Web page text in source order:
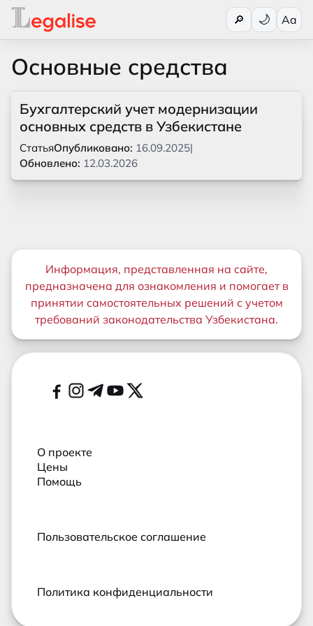
🔎 Aa
Основные средства
Бухгалтерский учет модернизации
основных средств в Узбекистане
СтатьяОпубликовано: 16.09.2025|
Обновлено: 12.03.2026
Важная информация
Информация, представленная на сайте,
предназначена для ознакомления и помогает в
принятии самостоятельных решений с учетом
требований законодательства Узбекистана.
Дополнительные ссылки
Социальные сети
О проекте
Цены
Помощь
Пользовательское соглашение
Политика конфиденциальности